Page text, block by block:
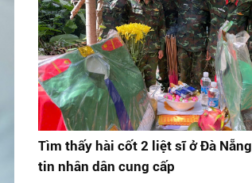
Tìm thấy hài cốt 2 liệt sĩ ở Đà
tin nhân dân cung cấp